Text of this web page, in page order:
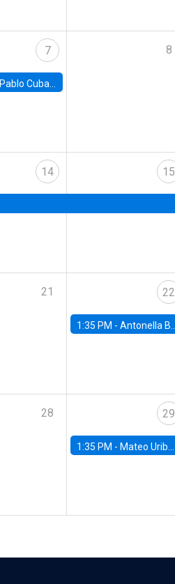
7
Pablo Cuba, FED Board
8
14 15
21 22
1:35 PM -Antonella Bancalari, Institute for Fiscal Studies (IFS) and Research Associate at University College London (UCL)
28 29
1:35 PM - Mateo Uribe-Castro, Universidad de los Andes (Colombia)